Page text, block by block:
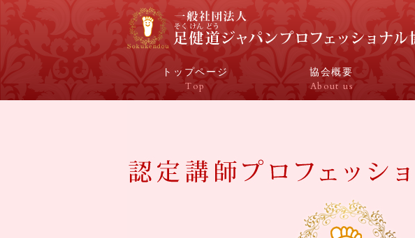
トップページ
Top
協会概要
About us